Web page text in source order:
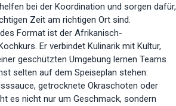
bei der Koordination und sorgen dafür,
Zeit am richtigen Ort sind.
Format ist der Afrikanisch-
Er verbindet Kulinarik mit Kultur,
geschützten Umgebung lernen Teams
selten auf dem Speiseplan stehen:
getrocknete Okraschoten oder
es nicht nur um Geschmack, sondern